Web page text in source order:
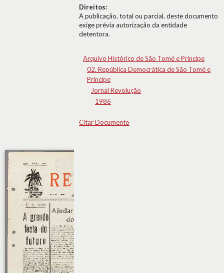
Direitos:
A publicação, total ou parcial, deste documento
exige prévia autorização da entidade
detentora.
Arquivo Histórico de São Tomé e Príncipe
02. República Democrática de São Tomé e
Príncipe
Jornal Revolução
1986
Citar Documento